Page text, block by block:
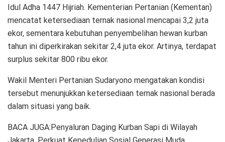
Idul Adha 1447 Hijriah. Kementerian Pertanian (Kementan)
mencatat ketersediaan ternak nasional mencapai 3,2 juta
ekor, sementara kebutuhan penyembelihan hewan kurban
tahun ini diperkirakan sekitar 2,4 juta ekor. Artinya, terdapat
surplus sekitar 800 ribu ekor.
Wakil Menteri Pertanian Sudaryono mengatakan kondisi
tersebut menunjukkan ketersediaan ternak nasional berada
dalam situasi yang baik.
BACA JUGA:Penyaluran Daging Kurban Sapi di Wilayah